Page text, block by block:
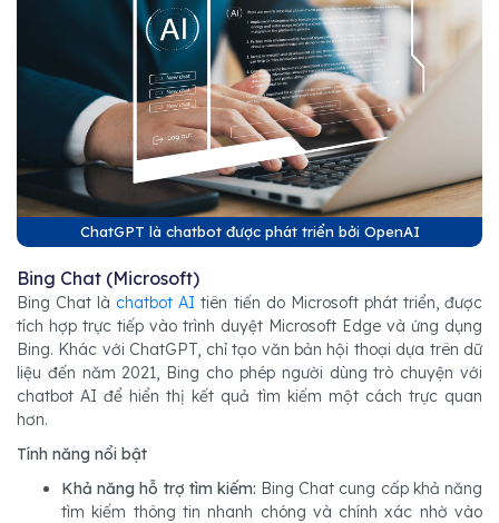
ChatGPT là chatbot được phát triển bởi OpenAI
Bing Chat (Microsoft)
Bing Chat là chatbot AI tiên tiến do Microsoft phát triển, được
tích hợp trực tiếp vào trình duyệt Microsoft Edge và ứng dụng
Bing. Khác với ChatGPT, chỉ tạo văn bản hội thoại dựa trên dữ
liệu đến năm 2021, Bing cho phép người dùng trò chuyện với
chatbot AI để hiển thị kết quả tìm kiếm một cách trực quan
hơn.
Tính năng nổi bật
Khả năng hỗ trợ tìm kiếm: Bing Chat cung cấp khả năng
tìm kiếm thông tin nhanh chóng và chính xác nhờ vào